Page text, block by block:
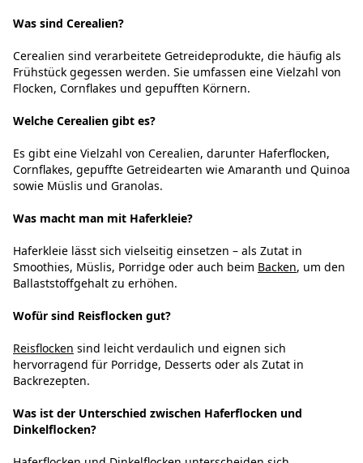
Was sind Cerealien?
Cerealien sind verarbeitete Getreideprodukte, die häufig als
Frühstück gegessen werden. Sie umfassen eine Vielzahl von
Flocken, Cornflakes und gepufften Körnern.
Welche Cerealien gibt es?
Es gibt eine Vielzahl von Cerealien, darunter Haferflocken,
Cornflakes, gepuffte Getreidearten wie Amaranth und Quinoa
sowie Müslis und Granolas.
Was macht man mit Haferkleie?
Haferkleie lässt sich vielseitig einsetzen – als Zutat in
Smoothies, Müslis, Porridge oder auch beim Backen, um den
Ballaststoffgehalt zu erhöhen.
Wofür sind Reisflocken gut?
Reisflocken sind leicht verdaulich und eignen sich
hervorragend für Porridge, Desserts oder als Zutat in
Backrezepten.
Was ist der Unterschied zwischen Haferflocken und
Dinkelflocken?